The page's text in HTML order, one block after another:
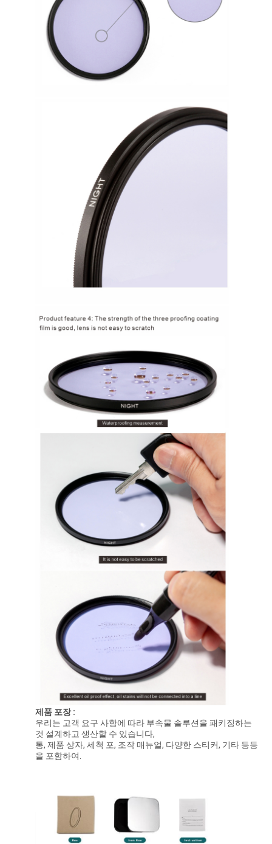
제품 포장 :
우리는 고객 요구 사항에 따라 부속물 솔루션을 패키징하는
것 설계하고 생산할 수 있습니다,
통, 제품 상자, 세척 포, 조작 매뉴얼, 다양한 스티커, 기타 등등
을 포함하여.